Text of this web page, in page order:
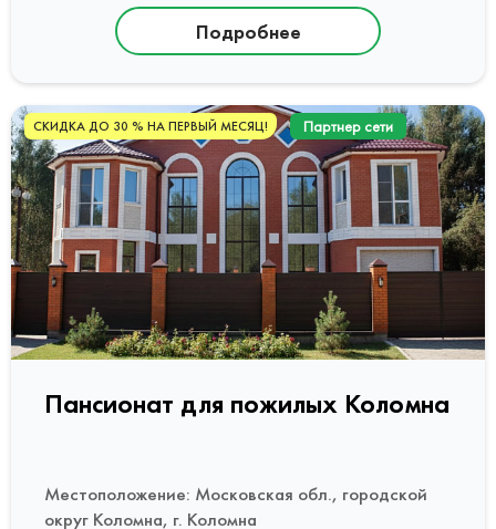
Подробнее
СКИДКА ДО 30 % НА ПЕРВЫЙ МЕСЯЦ! Партнер сети
Пансионат для пожилых Коломна
Местоположение: Московская обл., городской
округ Коломна, г. Коломна